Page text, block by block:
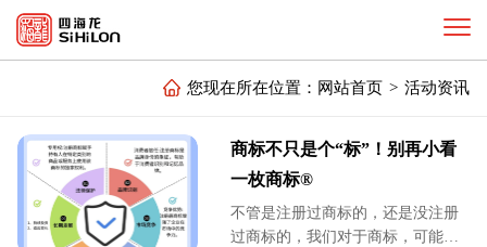
您现在所在位置： 网站首页 > 活动资讯
商标不只是个“标”！别再小看
一枚商标®
不管是注册过商标的，还是没注册
过商标的，我们对于商标，可能都